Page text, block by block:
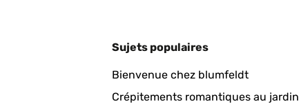
Sujets populaires
Bienvenue chez blumfeldt
Crépitements romantiques au jardin